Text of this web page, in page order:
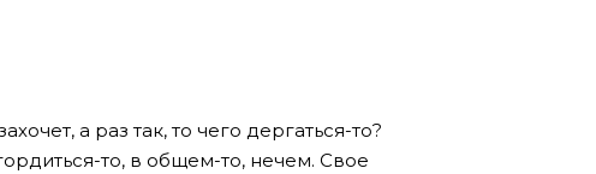
а раз так, то чего дергаться-то?
то, в общем-то, нечем. Свое